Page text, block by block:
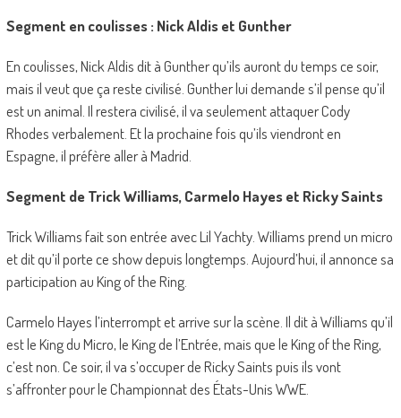
Segment en coulisses : Nick Aldis et Gunther
En coulisses, Nick Aldis dit à Gunther qu’ils auront du temps ce soir,
mais il veut que ça reste civilisé. Gunther lui demande s’il pense qu’il
est un animal. Il restera civilisé, il va seulement attaquer Cody
Rhodes verbalement. Et la prochaine fois qu’ils viendront en
Espagne, il préfère aller à Madrid.
Segment de Trick Williams, Carmelo Hayes et Ricky Saints
Trick Williams fait son entrée avec Lil Yachty. Williams prend un micro
et dit qu’il porte ce show depuis longtemps. Aujourd’hui, il annonce sa
participation au King of the Ring.
Carmelo Hayes l’interrompt et arrive sur la scène. Il dit à Williams qu’il
est le King du Micro, le King de l’Entrée, mais que le King of the Ring,
c’est non. Ce soir, il va s’occuper de Ricky Saints puis ils vont
s’affronter pour le Championnat des États-Unis WWE.